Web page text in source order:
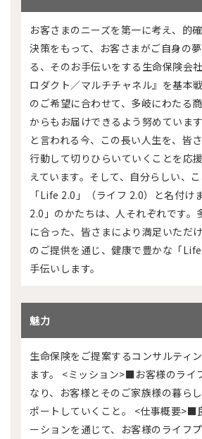
お客さまのニーズを第一に考え、的
決策をもって、お客さまがご自身の
る、そのお手伝いをする生命保険会
ロダクト／マルチチャネル』を基本
のご希望に合わせて、多岐にわたる
からもお届けできるよう努めていま
と言われる今、この長い人生を、皆
行動して切りひらいていくことを応
えています。そして、自分らしい、
「Life 2.0」（ライフ 2.0）と名付け
2.0」のかたちは、人それぞれです。
に合った、皆さまにより満足いただ
のご提供を通じ、健康で豊かな「
手伝いします。
魅力
生命保険をご提案するコンサルティ
ます。 <ミッション>■お客様のライ
なり、お客様とそのご家族様の暮ら
ポートしていくこと。 <仕事概要>■
ーションを通じて、お客様のライフ